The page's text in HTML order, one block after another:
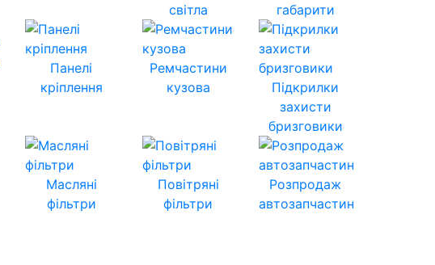
світла
габарити
Панелі
кріплення
Ремчастини
кузова
Підкрилки
захисти
бризговики
Масляні
фільтри
Повітряні
фільтри
Розпродаж
автозапчастин